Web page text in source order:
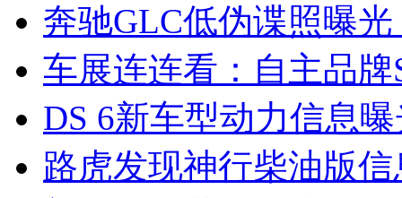
奔驰GLC低伪谍照曝
车展连连看：自主品牌
DS 6新车型动力信息
路虎发现神行柴油版